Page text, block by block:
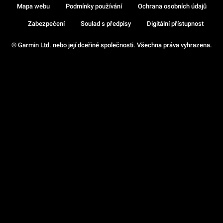
© Garmin Ltd. nebo její dceřiné společnosti. Všechna práva vyhrazena.
Mapa webu Podmínky používání Ochrana osobních údajů
Zabezpečení Soulad s předpisy Digitální přístupnost